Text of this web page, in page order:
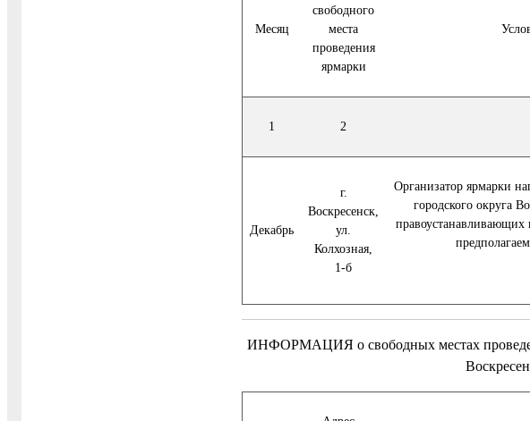
Месяц
свободного
места
проведения
ярмарки
1 2
Декабрь
г.
Воскресенск,
ул.
Колхозная,
1-б
Организатор ярмарки
городского округа
правоустанавливающих
ИНФОРМАЦИЯ о свободных местах